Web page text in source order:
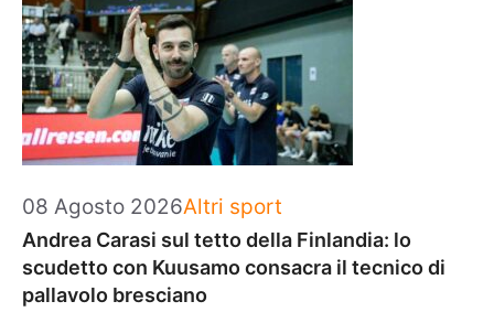
08 Agosto 2026Categorie
Altri sport
Andrea Carasi sul tetto della Finlandia: lo
scudetto con Kuusamo consacra il tecnico di
pallavolo bresciano